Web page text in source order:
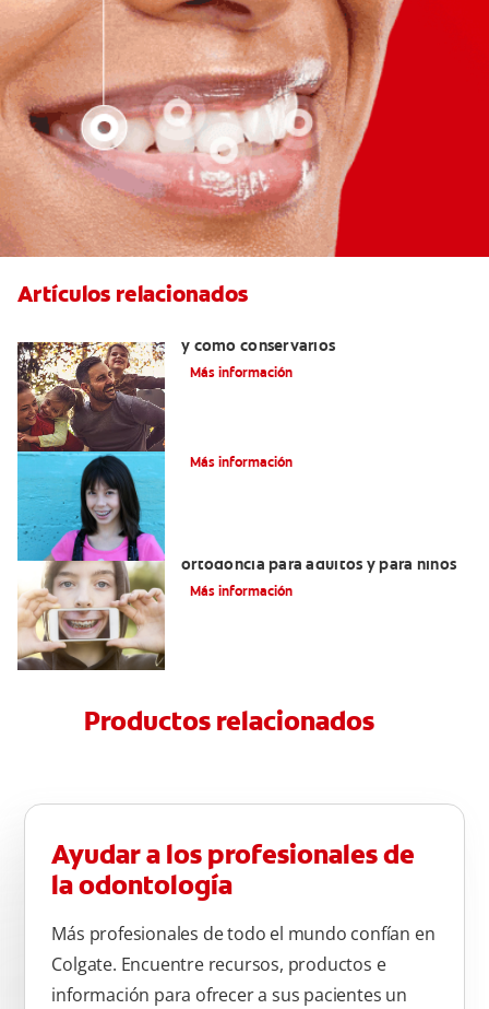
Artículos relacionados
y cómo conservarlos
Más información
Más información
ortodoncia para adultos y para niños
Más información
Productos relacionados
Ayudar a los profesionales de
la odontología
Más profesionales de todo el mundo confían en
Colgate. Encuentre recursos, productos e
información para ofrecer a sus pacientes un